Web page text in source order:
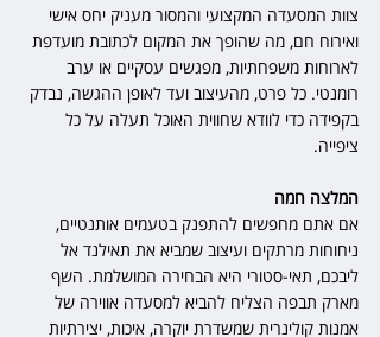
צוות המסעדה המקצועי והמסור מעניק יחס אישי
ואירוח חם, מה שהופך את המקום לכתובת מועדפת
לארוחות משפחתיות, מפגשים עסקיים או ערב
רומנטי. כל פרט, מהעיצוב ועד לאופן ההגשה, נבדק
בקפידה כדי לוודא שחווית האוכל תעלה על כל
ציפייה.
המלצה חמה
אם אתם מחפשים להתפנק בטעמים אותנטיים,
ניחוחות מרתקים ועיצוב שמביא את תאילנד אל
ליבכם, תאי-סטורי היא הבחירה המושלמת. השף
מארק תבפה הצליח להביא למסעדה אווירה של
אמנות קולינרית שמשדרת יוקרה, איכות, יצירתיות